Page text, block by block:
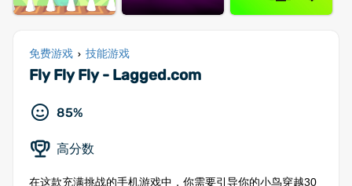
免费游戏 › 技能游戏
Fly Fly Fly - Lagged.com
85%
高分数
在这款充满挑战的手机游戏中，你需要引导你的小鸟穿越30